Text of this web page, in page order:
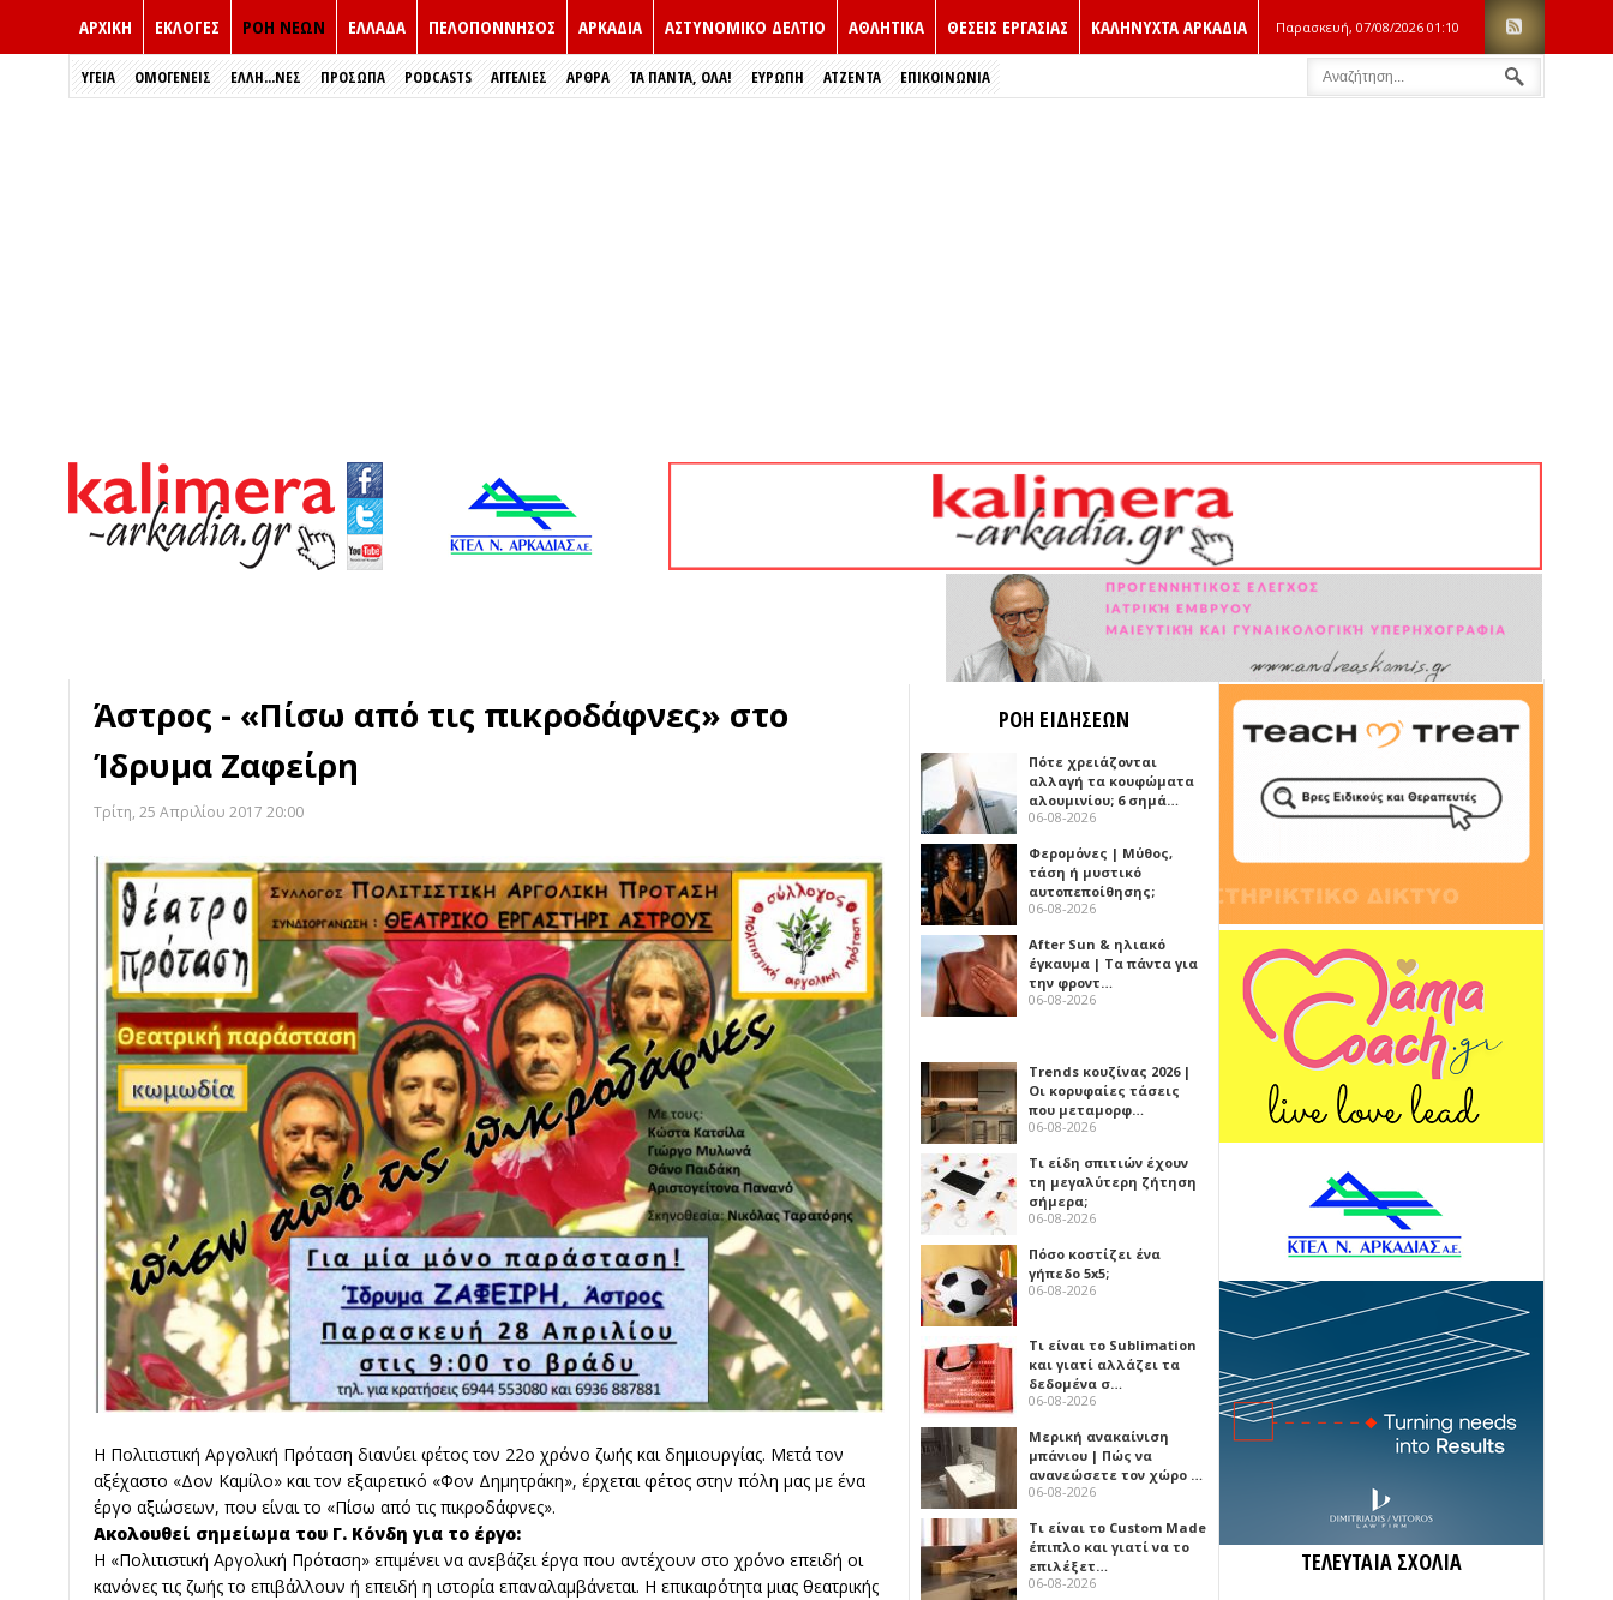
ΑΡΧΙΚΗ ΕΚΛΟΓΈΣ ΡΟΗ ΝΕΩΝ ΕΛΛΑΔΑ ΠΕΛΟΠΟΝΝΗΣΟΣ ΑΡΚΑΔΙΑ ΑΣΤΥΝΟΜΙΚΟ ΔΕΛΤΙΟ ΑΘΛΗΤΙΚΑ ΘΕΣΕΙΣ ΕΡΓΑΣΙΑΣ ΚΑΛΗΝΥΧΤΑ ΑΡΚΑΔΙΑ Παρασκευή, 07/08/2026 01:10
ΥΓΕΙΑ ΟΜΟΓΕΝΕΙΣ ΈΛΛΗ...ΝΕΣ ΠΡΌΣΩΠΑ PODCASTS ΑΓΓΕΛΙΕΣ ΑΡΘΡΑ ΤΑ ΠΑΝΤΑ, ΟΛΑ! ΕΥΡΏΠΗ ΑΤΖΕΝΤΑ ΕΠΙΚΟΙΝΩΝΙΑ
Άστρος - «Πίσω από τις πικροδάφνες» στο
Ίδρυμα Ζαφείρη
Τρίτη, 25 Απριλίου 2017 20:00
Η Πολιτιστική Αργολική Πρόταση διανύει φέτος τον 22ο χρόνο ζωής και δημιουργίας. Μετά τον
αξέχαστο «Δον Καμίλο» και τον εξαιρετικό «Φον Δημητράκη», έρχεται φέτος στην πόλη μας με ένα
έργο αξιώσεων, που είναι το «Πίσω από τις πικροδάφνες».
Ακολουθεί σημείωμα του Γ. Κόνδη για το έργο:
Η «Πολιτιστική Αργολική Πρόταση» επιμένει να ανεβάζει έργα που αντέχουν στο χρόνο επειδή οι
κανόνες τις ζωής το επιβάλλουν ή επειδή η ιστορία επαναλαμβάνεται. Η επικαιρότητα μιας θεατρικής
ΡΟΗ ΕΙΔΗΣΕΩΝ
Πότε χρειάζονται
αλλαγή τα κουφώματα
αλουμινίου; 6 σημά…
06-08-2026
Φερομόνες | Μύθος,
τάση ή μυστικό
αυτοπεποίθησης;
06-08-2026
After Sun & ηλιακό
έγκαυμα | Τα πάντα για
την φροντ…
06-08-2026
Trends κουζίνας 2026 |
Οι κορυφαίες τάσεις
που μεταμορφ…
06-08-2026
Τι είδη σπιτιών έχουν
τη μεγαλύτερη ζήτηση
σήμερα;
06-08-2026
Πόσο κοστίζει ένα
γήπεδο 5x5;
06-08-2026
Τι είναι το Sublimation
και γιατί αλλάζει τα
δεδομένα σ…
06-08-2026
Μερική ανακαίνιση
μπάνιου | Πώς να
ανανεώσετε τον χώρο …
06-08-2026
Τι είναι το Custom Made
έπιπλο και γιατί να το
επιλέξετ…
06-08-2026
ΤΕΛΕΥΤΑΙΑ ΣΧΟΛΙΑ